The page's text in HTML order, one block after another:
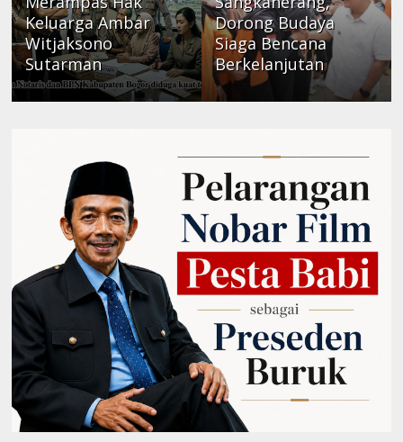
Keluarga Ambar
Witjaksono
Sutarman
Dorong Budaya
Siaga Bencana
Berkelanjutan